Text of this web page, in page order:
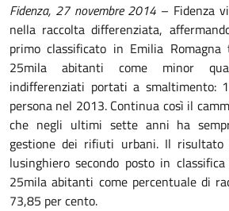
Fidenza, 27 novembre 2014 – Fidenza
nella raccolta differenziata,
primo classificato in Emilia
25mila abitanti come minor
indifferenziati portati a smaltimento:
persona nel 2013. Continua così il
che negli ultimi sette anni ha
gestione dei rifiuti urbani. Il risultato
lusinghiero secondo posto in
25mila abitanti come percentuale di
73,85 per cento.